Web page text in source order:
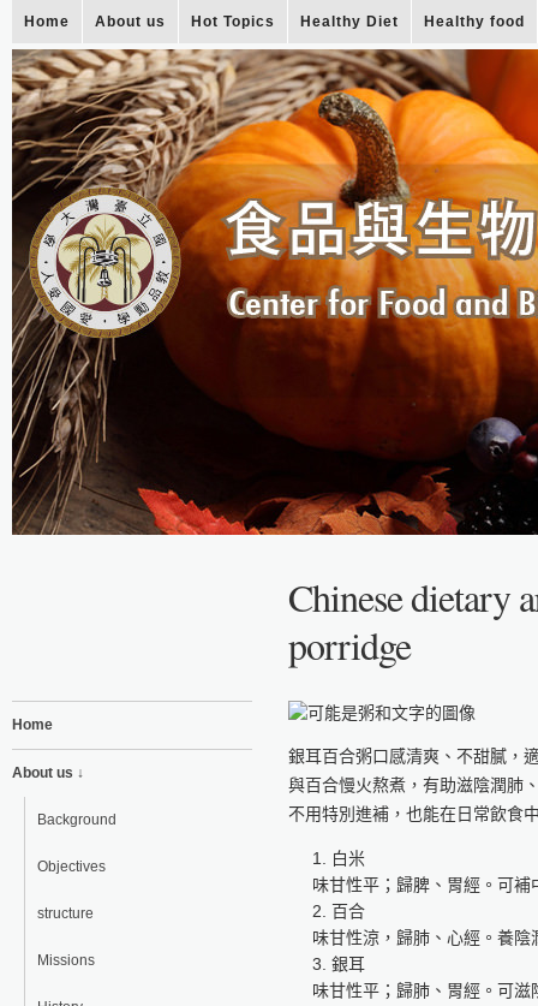
Home About us Hot Topics Healthy Diet Healthy food
Chinese dietary
porridge
Home
About us ↓
Background
Objectives
structure
Missions
銀耳百合粥口感清爽、不甜膩，
與百合慢火熬煮，有助滋陰潤肺
不用特別進補，也能在日常飲食
白米
味甘性平；歸脾、胃經。可
百合
味甘性涼，歸肺、心經。養陰
銀耳
味甘性平；歸肺、胃經。可